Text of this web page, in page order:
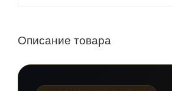
Описание товара